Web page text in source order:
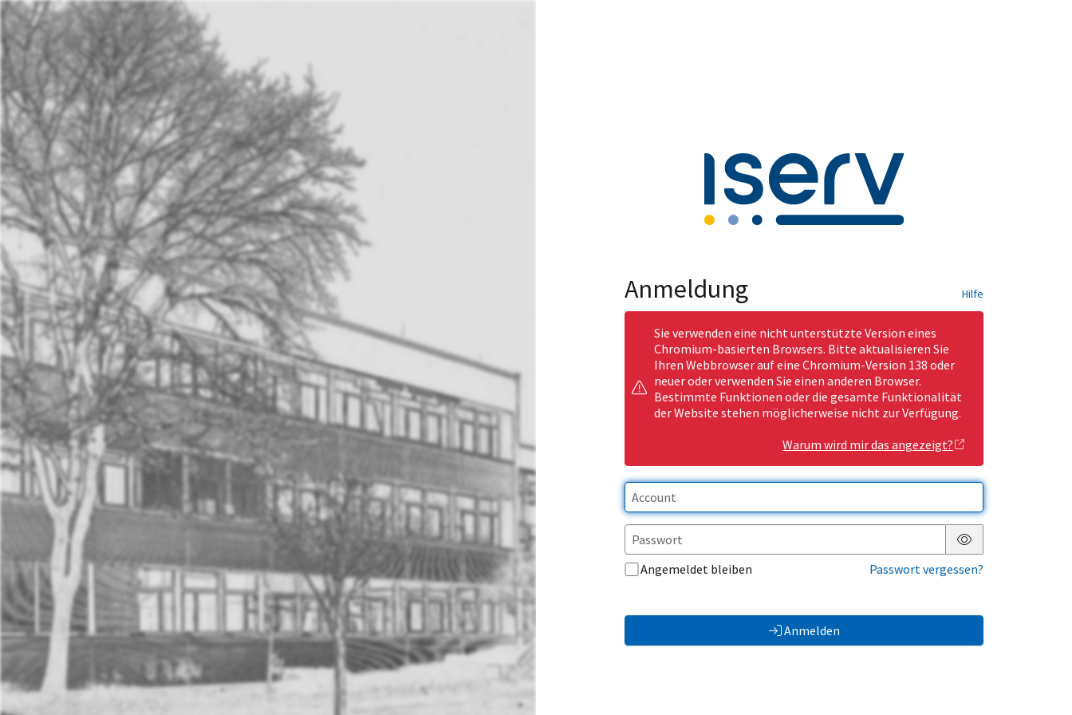
Anmeldung Hilfe
Sie verwenden eine nicht unterstützte Version eines
Chromium-basierten Browsers. Bitte aktualisieren Sie
Ihren Webbrowser auf eine Chromium-Version 138 oder
neuer oder verwenden Sie einen anderen Browser.
Bestimmte Funktionen oder die gesamte Funktionalität
der Website stehen möglicherweise nicht zur Verfügung.
Warum wird mir das angezeigt?
Passwort anzeigen
Angemeldet bleiben
Passwort vergessen?
Anmelden